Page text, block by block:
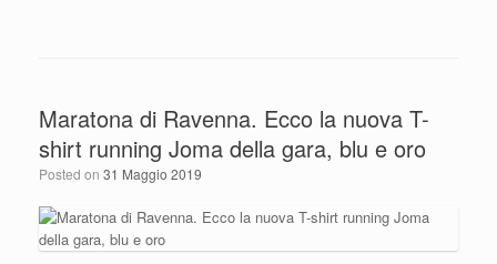
Maratona di Ravenna. Ecco la nuova T-
shirt running Joma della gara, blu e oro
Posted on 31 Maggio 2019